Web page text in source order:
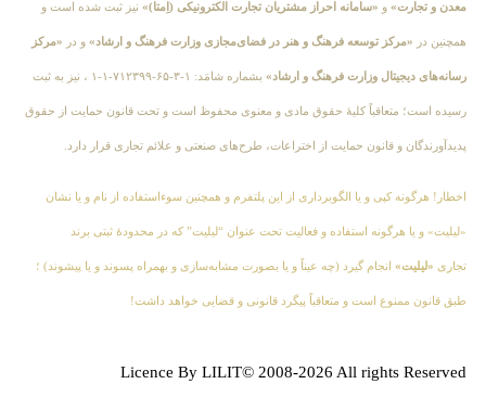
معدن و تجارت» و «سامانه احراز مشتریان تجارت الکترونیکی (اِمتا)» نیز ثبت شده است و
همچنین در «مرکز توسعه فرهنگ و هنر در فضای‌مجازی وزارت فرهنگ و ارشاد» و در «مرکز
رسانه‌های دیجیتال وزارت فرهنگ و ارشاد» بشماره شامَد: ۱-۳-۶۵-۷۱۲۳۹۹-۱-۱ ، نیز به ثبت
رسیده است؛ متعاقباً کلیهٔ حقوق مادی و معنوی محفوظ است و تحت قانون حمایت از حقوق
پدیدآورندگان و قانون حمایت از اختراعات، طرح‌های صنعتی و علائم تجاری قرار دارد.
اخطار! هرگونه کپی و یا الگوبرداری از این پلتفرم و همچنین سوءاستفاده از نام و یا نشان
«لیلیت» و یا هرگونه استفاده و فعالیت تحت عنوان “لیلیت” که در محدودهٔ ثبتی برند
تجاری «لیلیت» انجام گیرد (چه عیناً و یا بصورت مشابه‌سازی و بهمراه پسوند و یا پیشوند) ؛
طبق قانون ممنوع است و متعاقباً پیگرد قانونی و قضایی خواهد داشت!
Licence By LILIT© 2008-2026 All rights Reserved